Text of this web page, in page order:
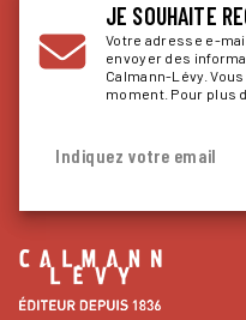
JE SOUHAITE
Votre adresse e-
envoyer des
Calmann-Lévy.
moment. Pour plus
Indiquez votre email